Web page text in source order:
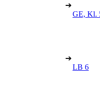
➔
GE, Kl.
➔
LB 6